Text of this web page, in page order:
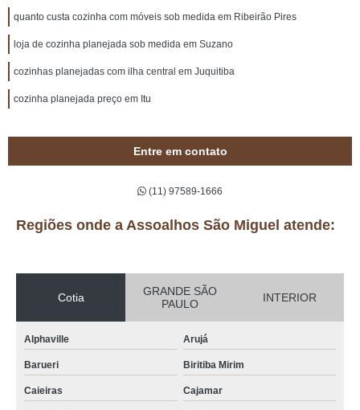
quanto custa cozinha com móveis sob medida em Ribeirão Pires
loja de cozinha planejada sob medida em Suzano
cozinhas planejadas com ilha central em Juquitiba
cozinha planejada preço em Itu
Entre em contato
(11) 97589-1666
Regiões onde a Assoalhos São Miguel atende:
Cotia
GRANDE SÃO
PAULO
INTERIOR
Alphaville Arujá
Barueri Biritiba Mirim
Caieiras Cajamar